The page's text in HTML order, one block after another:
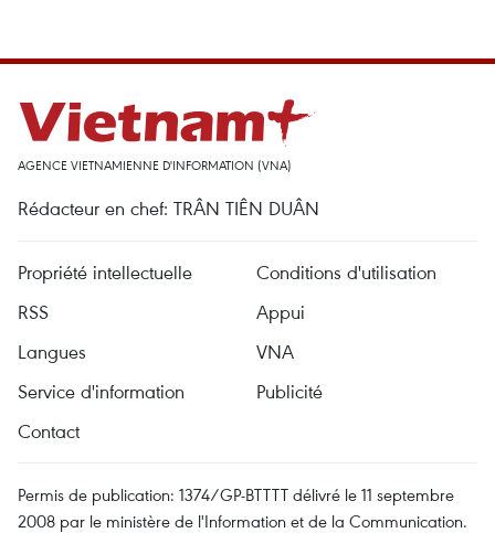
AGENCE VIETNAMIENNE D'INFORMATION (VNA)
Rédacteur en chef: TRÂN TIÊN DUÂN
Propriété intellectuelle
Conditions d'utilisation
RSS
Appui
Langues
VNA
Service d'information
Publicité
Contact
Permis de publication: 1374/GP-BTTTT délivré le 11 septembre
2008 par le ministère de l'Information et de la Communication.